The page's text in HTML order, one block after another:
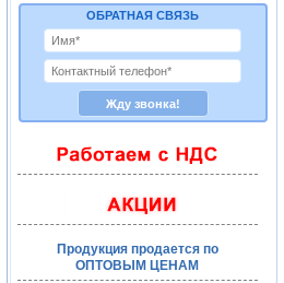
ОБРАТНАЯ СВЯЗЬ
Продукция продается по
ОПТОВЫМ ЦЕНАМ